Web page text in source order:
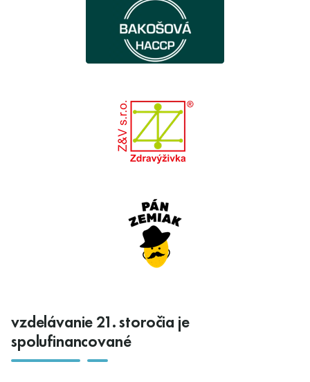
vzdelávanie 21. storočia je
spolufinancované